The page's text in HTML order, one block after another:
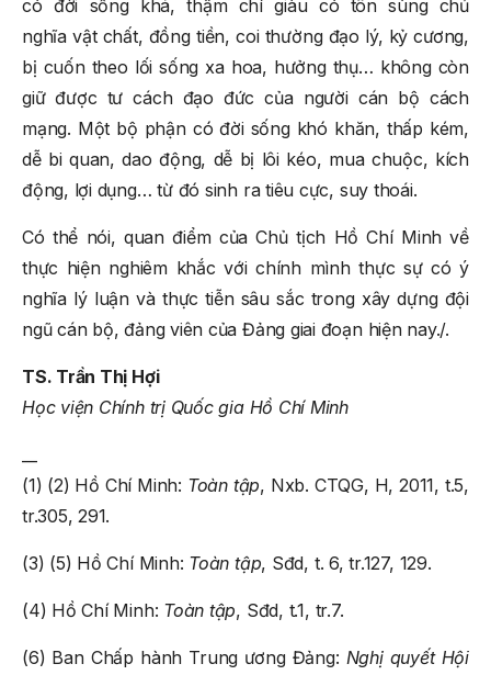
có đời sống khá, thậm chí giàu có tôn sùng chủ
nghĩa vật chất, đồng tiền, coi thường đạo lý, kỷ cương,
bị cuốn theo lối sống xa hoa, hưởng thụ… không còn
giữ được tư cách đạo đức của người cán bộ cách
mạng. Một bộ phận có đời sống khó khăn, thấp kém,
dễ bi quan, dao động, dễ bị lôi kéo, mua chuộc, kích
động, lợi dụng… từ đó sinh ra tiêu cực, suy thoái.
Có thể nói, quan điểm của Chủ tịch Hồ Chí Minh về
thực hiện nghiêm khắc với chính mình thực sự có ý
nghĩa lý luận và thực tiễn sâu sắc trong xây dựng đội
ngũ cán bộ, đảng viên của Đảng giai đoạn hiện nay./.
TS. Trần Thị Hợi
Học viện Chính trị Quốc gia Hồ Chí Minh
(1) (2) Hồ Chí Minh: Toàn tập, Nxb. CTQG, H, 2011, t.5,
tr.305, 291.
(3) (5) Hồ Chí Minh: Toàn tập, Sđd, t. 6, tr.127, 129.
(4) Hồ Chí Minh: Toàn tập, Sđd, t.1, tr.7.
(6) Ban Chấp hành Trung ương Đảng: Nghị quyết Hội